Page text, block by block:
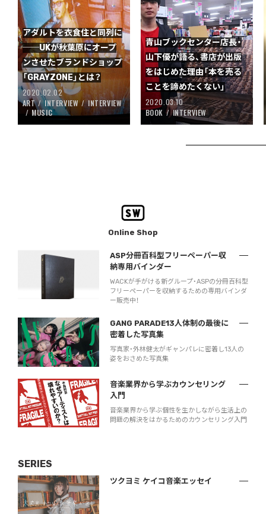
アダルトを衣食住と同列に
──UKが秋葉原にオープ
ンさせたブランドショップ
「GRAYZONE」とは？
2020.02.02
ART
INTERVIEW
INTERVIEW
MUSIC
青山ブックセンター店長・
山下優が語る、書店が出版
をはじめた理由「本を売る
ことを諦めたくない」
2020.03.10
BOOK
INTERVIEW
Online Shop
ASP分冊百科型フリーペーパー収
納専用バインダー
WACKが手がける新グループ・ASPの分冊百科型
フリーペーパーを収納するための専用バインダ
ー販売中！
GANG PARADE13人体制の最後に
密着した写真集
写真家・外林健太がギャンパレに密着し13人の
姿をおさめた写真集
音楽業界から学ぶカウンセリング
入門
音楽業界から学ぶ個性を生かしながら生活上の
問題の解決をはかるためのカウンセリング入門
SERIES
ツクヨミ ケイコ音楽エッセイ